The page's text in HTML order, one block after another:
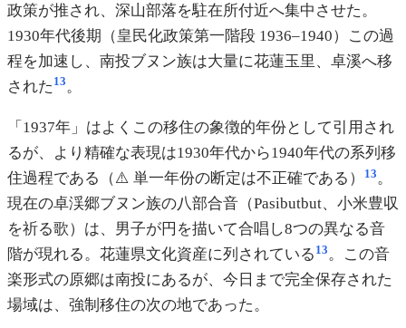
政策が推され、深山部落を駐在所付近へ集中させた。
1930年代後期（皇民化政策第一階段 1936–1940）この過
程を加速し、南投ブヌン族は大量に花蓮玉里、卓溪へ移
された 13 。
「1937年」はよくこの移住の象徴的年份として引用され
るが、より精確な表現は1930年代から1940年代の系列移
住過程である（⚠️ 単一年份の断定は不正確である）
13。
現在の卓渓郷ブヌン族の八部合音（Pasibutbut、小米豊収
を祈る歌）は、男子が円を描いて合唱し8つの異なる音
階が現れる。花蓮県文化資産に列されている 13。この音
楽形式の原郷は南投にあるが、今日まで完全保存された
場域は、強制移住の次の地であった。